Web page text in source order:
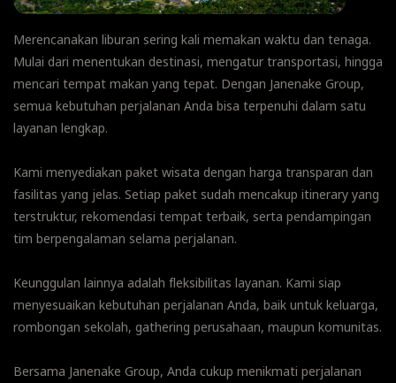
Merencanakan liburan sering kali memakan waktu dan tenaga.
Mulai dari menentukan destinasi, mengatur transportasi, hingga
mencari tempat makan yang tepat. Dengan Janenake Group,
semua kebutuhan perjalanan Anda bisa terpenuhi dalam satu
layanan lengkap.
Kami menyediakan paket wisata dengan harga transparan dan
fasilitas yang jelas. Setiap paket sudah mencakup itinerary yang
terstruktur, rekomendasi tempat terbaik, serta pendampingan
tim berpengalaman selama perjalanan.
Keunggulan lainnya adalah fleksibilitas layanan. Kami siap
menyesuaikan kebutuhan perjalanan Anda, baik untuk keluarga,
rombongan sekolah, gathering perusahaan, maupun komunitas.
Bersama Janenake Group, Anda cukup menikmati perjalanan